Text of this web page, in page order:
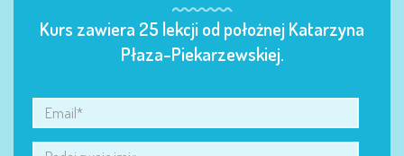
Kurs zawiera 25 lekcji od położnej Katarzyna
Płaza-Piekarzewskiej.